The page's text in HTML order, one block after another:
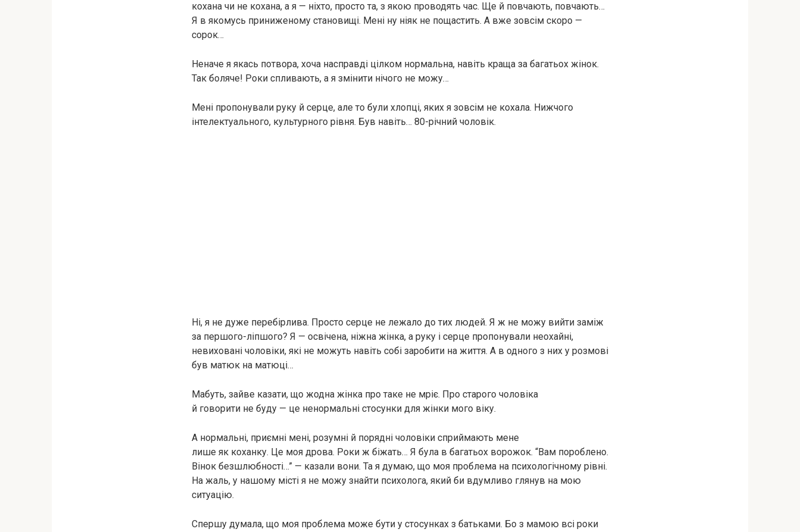
кохана чи не кохана, а я — ніхто, просто та, з якою проводять час. Ще й повчають, повчають…
Я в якомусь приниженому становищі. Мені ну ніяк не пощастить. А вже зовсім скоро —
сорок…
Неначе я якась потвора, хоча насправді цілком нормальна, навіть краща за багатьох жінок.
Так боляче! Роки спливають, а я змінити нічого не можу…
Мені пропонували руку й серце, але то були хлопці, яких я зовсім не кохала. Нижчого
інтелектуального, культурного рівня. Був навіть… 80-річний чоловік.
Ні, я не дуже перебірлива. Просто серце не лежало до тих людей. Я ж не можу вийти заміж
за першого-ліпшого? Я — освічена, ніжна жінка, а руку і серце пропонували неохайні,
невиховані чоловіки, які не можуть навіть собі заробити на життя. А в одного з них у розмові
був матюк на матюці…
Мабуть, зайве казати, що жодна жінка про таке не мріє. Про старого чоловіка
й говорити не буду — це ненормальні стосунки для жінки мого віку.
А нормальні, приємні мені, розумні й порядні чоловіки сприймають мене
лише як коханку. Це моя дрова. Роки ж біжать… Я була в багатьох ворожок. “Вам пороблено.
Вінок безшлюбності…” — казали вони. Та я думаю, що моя проблема на психологічному рівні.
На жаль, у нашому місті я не можу знайти психолога, який би вдумливо глянув на мою
ситуацію.
Спершу думала, що моя проблема може бути у стосунках з батьками. Бо з мамою всі роки